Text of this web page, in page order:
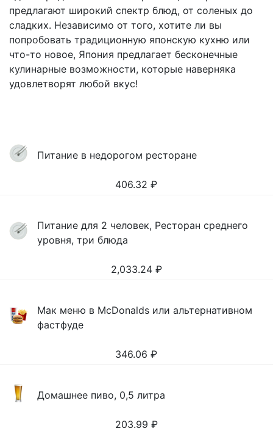
предлагают широкий спектр блюд, от соленых до
сладких. Независимо от того, хотите ли вы
попробовать традиционную японскую кухню или
что-то новое, Япония предлагает бесконечные
кулинарные возможности, которые наверняка
удовлетворят любой вкус!
Питание в недорогом ресторане
406.32 ₽
Питание для 2 человек, Ресторан среднего
уровня, три блюда
2,033.24 ₽
Мак меню в McDonalds или альтернативном
фастфуде
346.06 ₽
Домашнее пиво, 0,5 литра
203.99 ₽